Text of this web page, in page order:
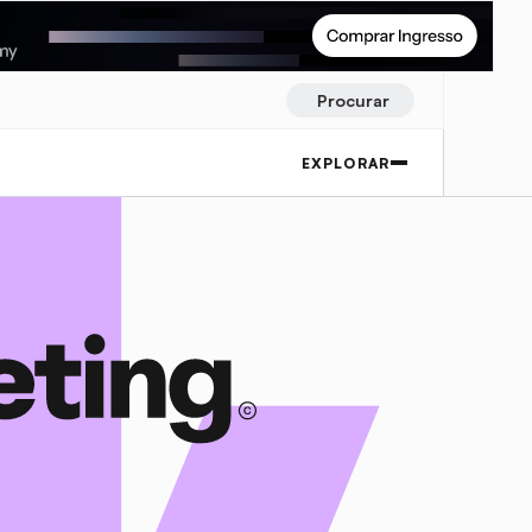
Procurar
EXPLORAR